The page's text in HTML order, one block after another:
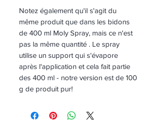
Notez également qu'il s'agit du
même produit que dans les bidons
de 400 ml Moly Spray, mais ce n'est
pas la même quantité . Le spray
utilise un support qui s'évapore
après l'application et cela fait partie
des 400 ml - notre version est de 100
g de produit pur!